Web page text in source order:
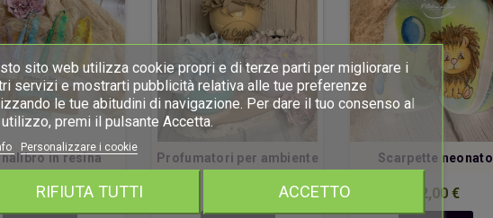
in resina
10,00 €
Profumatori per ambiente Scarpette neonato
32,00 €
sito web utilizza cookie propri e di terze parti per migliorare i
servizi e mostrarti pubblicità relativa alle tue preferenze
le tue abitudini di navigazione. Per dare il tuo consenso al
premi il pulsante Accetta.
Personalizzare i cookie
RIFIUTA TUTTI ACCETTO